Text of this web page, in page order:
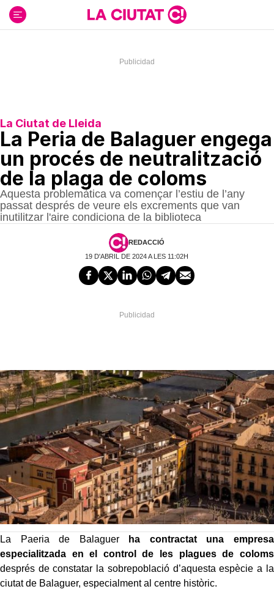
contenido
La Ciutat de Lleida
La Peria de Balaguer engega
un procés de neutralització
de la plaga de coloms
Aquesta problemàtica va començar l’estiu de l’any
passat després de veure els excrements que van
inutilitzar l'aire condiciona de la biblioteca
REDACCIÓ
19 D'ABRIL DE 2024 A LES 11:02H
La Paeria de Balaguerha contractat una empresa
especialitzada en el control de les plagues de coloms
després de constatar la sobrepoblació d’aquesta espècie a la
ciutat de Balaguer, especialment al centre històric.